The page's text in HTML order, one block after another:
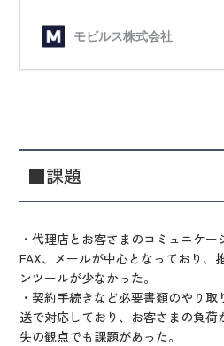
■課題
・代理店とお客さまのコミュニケ
FAX、メールが中心となっており、
ンツールが少なかった。
・契約手続きなど必要書類のやり
送で対応しており、お客さまの負
失の観点でも課題があった。